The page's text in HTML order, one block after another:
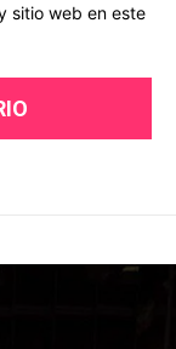
sitio web en este